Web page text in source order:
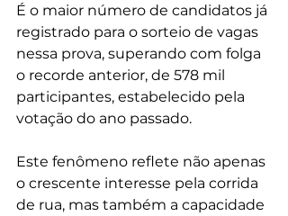
É o maior número de candidatos já
registrado para o sorteio de vagas
nessa prova, superando com folga
o recorde anterior, de 578 mil
participantes, estabelecido pela
votação do ano passado.
Este fenômeno reflete não apenas
o crescente interesse pela corrida
de rua, mas também a capacidade